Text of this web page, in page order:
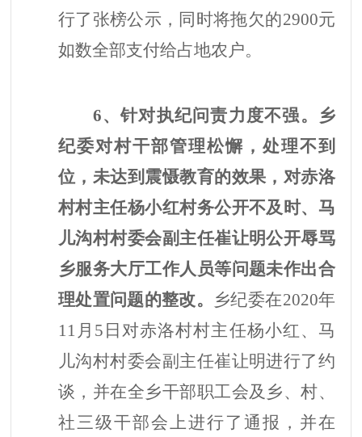
行了张榜公示，同时将拖欠的2900元
如数全部支付给占地农户。
6、针对执纪问责力度不强。乡
纪委对村干部管理松懈，处理不到
位，未达到震慑教育的效果，对赤洛
村村主任杨小红村务公开不及时、马
儿沟村村委会副主任崔让明公开辱骂
乡服务大厅工作人员等问题未作出合
理处置问题的整改。
乡纪委在2020年
11月5日对赤洛村村主任杨小红、马
儿沟村村委会副主任崔让明进行了约
谈，并在全乡干部职工会及乡、村、
社三级干部会上进行了通报，并在